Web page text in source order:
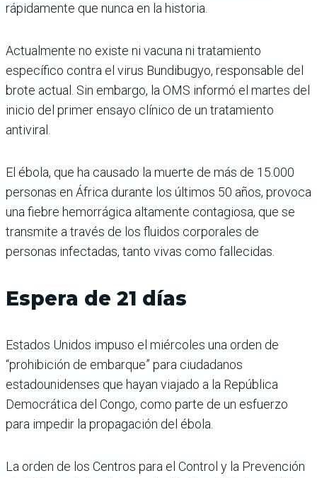
rápidamente que nunca en la historia.
Actualmente no existe ni vacuna ni tratamiento
específico contra el virus Bundibugyo, responsable del
brote actual. Sin embargo, la OMS informó el martes del
inicio del primer ensayo clínico de un tratamiento
antiviral.
El ébola, que ha causado la muerte de más de 15.000
personas en África durante los últimos 50 años, provoca
una fiebre hemorrágica altamente contagiosa, que se
transmite a través de los fluidos corporales de
personas infectadas, tanto vivas como fallecidas.
Espera de 21 días
Estados Unidos impuso el miércoles una orden de
“prohibición de embarque” para ciudadanos
estadounidenses que hayan viajado a la República
Democrática del Congo, como parte de un esfuerzo
para impedir la propagación del ébola.
La orden de los Centros para el Control y la Prevención